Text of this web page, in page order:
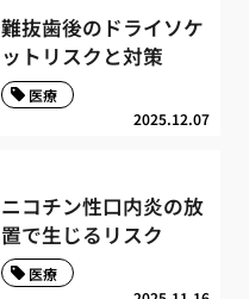
難抜歯後のドライソケ
ットリスクと対策
2025.12.07
医療
ニコチン性口内炎の放
置で生じるリスク
医療